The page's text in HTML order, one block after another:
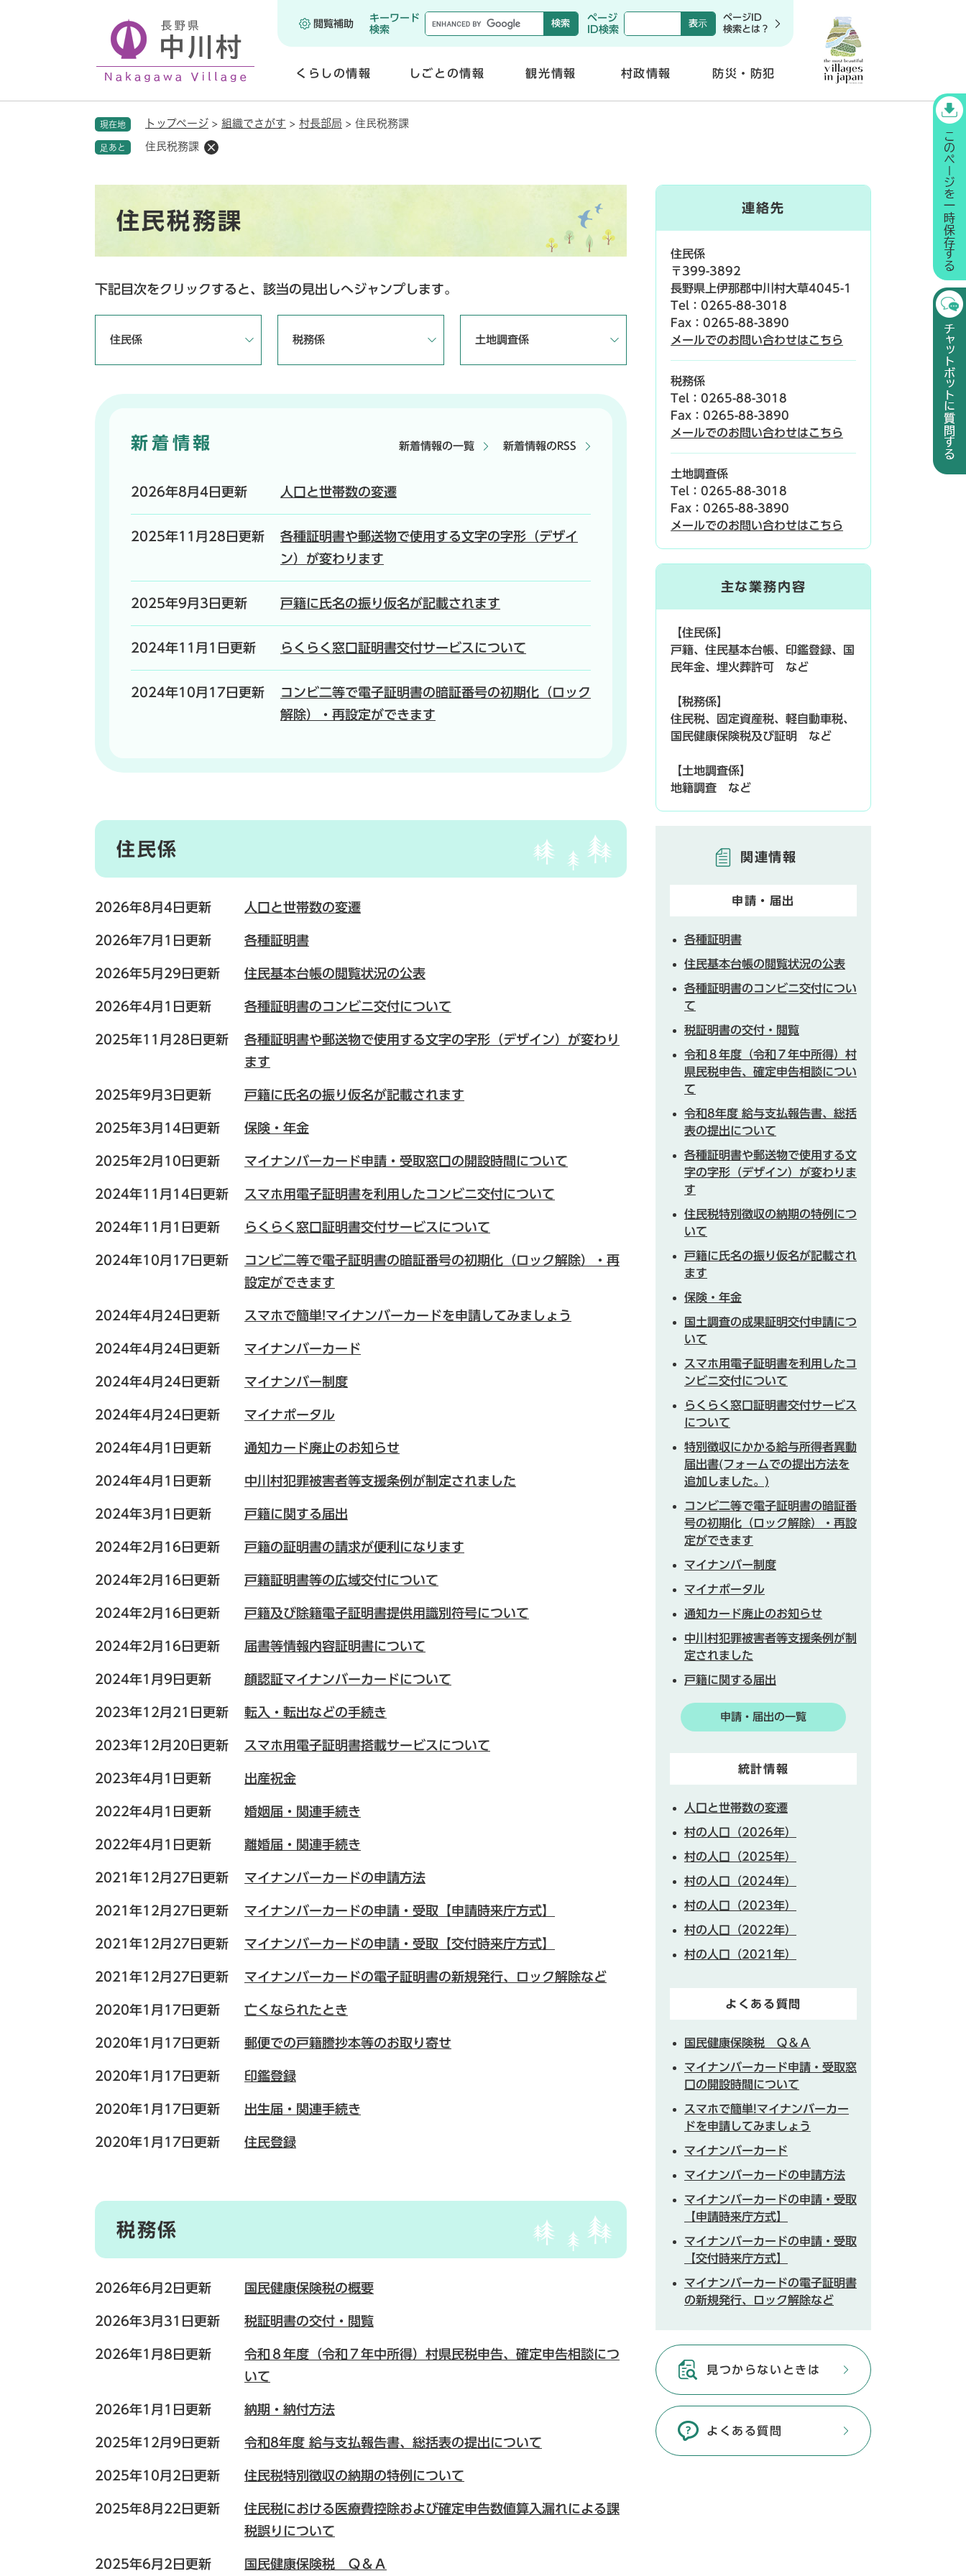
メニューを飛ばして本文へ
閲覧補助
キーワード
検索
ページ
ID検索
ページID
検索とは？
くらしの情報
く
しごとの情報
く
観光情報 村政情報 防災・防犯
現在地 トップページ > 組織でさがす > 村長部局 > 住民税務課
足あと 住民税務課
住民税務課
下記目次をクリックすると、該当の見出しへジャンプします。
住民係 税務係 土地調査係
新着情報
2026年8月4日更新 人口と世帯数の変遷
2025年11月28日更新
各種証明書や郵送物で使用する文字の字形（デザイ
ン）が変わります
2025年9月3日更新 戸籍に氏名の振り仮名が記載されます
2024年11月1日更新 らくらく窓口証明書交付サービスについて
2024年10月17日更新
コンビ二等で電子証明書の暗証番号の初期化（ロック
解除）・再設定ができます
新着情報の一覧 新着情報のRSS
住民係
2026年8月4日更新 人口と世帯数の変遷
2026年7月1日更新 各種証明書
2026年5月29日更新 住民基本台帳の閲覧状況の公表
2026年4月1日更新 各種証明書のコンビニ交付について
2025年11月28日更新
各種証明書や郵送物で使用する文字の字形（デザイン）が変わり
ます
2025年9月3日更新 戸籍に氏名の振り仮名が記載されます
2025年3月14日更新 保険・年金
2025年2月10日更新 マイナンバーカード申請・受取窓口の開設時間について
2024年11月14日更新 スマホ用電子証明書を利用したコンビニ交付について
2024年11月1日更新 らくらく窓口証明書交付サービスについて
2024年10月17日更新
コンビ二等で電子証明書の暗証番号の初期化（ロック解除）・再
設定ができます
2024年4月24日更新 スマホで簡単!マイナンバーカードを申請してみましょう
2024年4月24日更新 マイナンバーカード
2024年4月24日更新 マイナンバー制度
2024年4月24日更新 マイナポータル
2024年4月1日更新 通知カード廃止のお知らせ
2024年4月1日更新 中川村犯罪被害者等支援条例が制定されました
2024年3月1日更新 戸籍に関する届出
2024年2月16日更新 戸籍の証明書の請求が便利になります
2024年2月16日更新 戸籍証明書等の広域交付について
2024年2月16日更新 戸籍及び除籍電子証明書提供用識別符号について
2024年2月16日更新 届書等情報内容証明書について
2024年1月9日更新 顔認証マイナンバーカードについて
2023年12月21日更新 転入・転出などの手続き
2023年12月20日更新 スマホ用電子証明書搭載サービスについて
2023年4月1日更新 出産祝金
2022年4月1日更新 婚姻届・関連手続き
2022年4月1日更新 離婚届・関連手続き
2021年12月27日更新 マイナンバーカードの申請方法
2021年12月27日更新 マイナンバーカードの申請・受取【申請時来庁方式】
2021年12月27日更新 マイナンバーカードの申請・受取【交付時来庁方式】
2021年12月27日更新 マイナンバーカードの電子証明書の新規発行、ロック解除など
2020年1月17日更新 亡くなられたとき
2020年1月17日更新 郵便での戸籍謄抄本等のお取り寄せ
2020年1月17日更新 印鑑登録
2020年1月17日更新 出生届・関連手続き
2020年1月17日更新 住民登録
税務係
2026年6月2日更新 国民健康保険税の概要
2026年3月31日更新 税証明書の交付・閲覧
2026年1月8日更新
令和８年度（令和７年中所得）村県民税申告、確定申告相談につ
いて
2026年1月1日更新 納期・納付方法
2025年12月9日更新 令和8年度 給与支払報告書、総括表の提出について
2025年10月2日更新 住民税特別徴収の納期の特例について
2025年8月22日更新
住民税における医療費控除および確定申告数値算入漏れによる課
税誤りについて
2025年6月2日更新 国民健康保険税 Ｑ＆Ａ
連絡先
住民係
〒399-3892
長野県上伊那郡中川村大草4045-1
Tel：0265-88-3018
Fax：0265-88-3890
メールでのお問い合わせはこちら
税務係
Tel：0265-88-3018
Fax：0265-88-3890
メールでのお問い合わせはこちら
土地調査係
Tel：0265-88-3018
Fax：0265-88-3890
メールでのお問い合わせはこちら
主な業務内容
【住民係】
戸籍、住民基本台帳、印鑑登録、国
民年金、埋火葬許可 など
【税務係】
住民税、固定資産税、軽自動車税、
国民健康保険税及び証明 など
【土地調査係】
地籍調査 など
関連情報
申請・届出
各種証明書
住民基本台帳の閲覧状況の公表
各種証明書のコンビニ交付につい
て
税証明書の交付・閲覧
令和８年度（令和７年中所得）村
県民税申告、確定申告相談につい
て
令和8年度 給与支払報告書、総括
表の提出について
各種証明書や郵送物で使用する文
字の字形（デザイン）が変わりま
す
住民税特別徴収の納期の特例につ
いて
戸籍に氏名の振り仮名が記載され
ます
保険・年金
国土調査の成果証明交付申請につ
いて
スマホ用電子証明書を利用したコ
ンビニ交付について
らくらく窓口証明書交付サービス
について
特別徴収にかかる給与所得者異動
届出書(フォームでの提出方法を
追加しました。)
コンビ二等で電子証明書の暗証番
号の初期化（ロック解除）・再設
定ができます
マイナンバー制度
マイナポータル
通知カード廃止のお知らせ
中川村犯罪被害者等支援条例が制
定されました
戸籍に関する届出
申請・届出の一覧
統計情報
人口と世帯数の変遷
村の人口（2026年）
村の人口（2025年）
村の人口（2024年）
村の人口（2023年）
村の人口（2022年）
村の人口（2021年）
よくある質問
国民健康保険税 Ｑ＆Ａ
マイナンバーカード申請・受取窓
口の開設時間について
スマホで簡単!マイナンバーカー
ドを申請してみましょう
マイナンバーカード
マイナンバーカードの申請方法
マイナンバーカードの申請・受取
【申請時来庁方式】
マイナンバーカードの申請・受取
【交付時来庁方式】
マイナンバーカードの電子証明書
の新規発行、ロック解除など
見つからないときは
よくある質問